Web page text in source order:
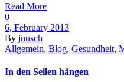
Read More
0
6, February 2013
By jnusch
Allgemein, Blog, Gesundheit,
In den Seilen hängen